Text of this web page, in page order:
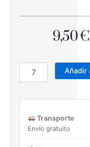
9,50€
DECOR
HIDRÁULICO
HP-
31,6X31,6
Añadir
Transporte
Envío gratuito